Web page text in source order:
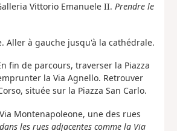
Vittorio Emanuele II. Prendre le
Aller à gauche jusqu'à la cathédrale.
fin de parcours, traverser la Piazza
la Via Agnello. Retrouver
située sur la Piazza San Carlo.
Montenapoleone, une des rues
les rues adjacentes comme la Via